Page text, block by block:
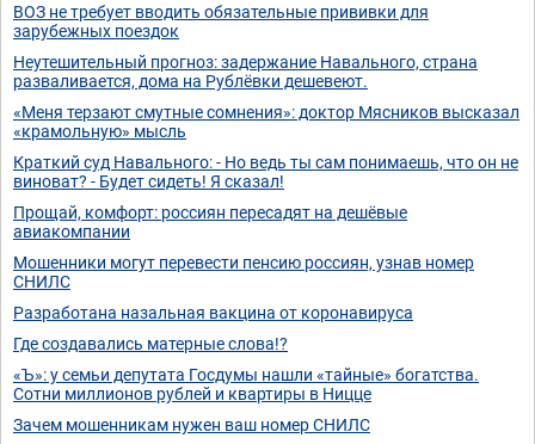
ВОЗ не требует вводить обязательные прививки для
зарубежных поездок
Неутешительный прогноз: задержание Навального, страна
разваливается, дома на Рублёвки дешевеют.
«Меня терзают смутные сомнения»: доктор Мясников высказал
«крамольную» мысль
Краткий суд Навального: - Но ведь ты сам понимаешь, что он не
виноват? - Будет сидеть! Я сказал!
Прощай, комфорт: россиян пересадят на дешёвые
авиакомпании
Мошенники могут перевести пенсию россиян, узнав номер
СНИЛС
Разработана назальная вакцина от коронавируса
Где создавались матерные слова!?
«Ъ»: у семьи депутата Госдумы нашли «тайные» богатства.
Сотни миллионов рублей и квартиры в Ницце
Зачем мошенникам нужен ваш номер СНИЛС